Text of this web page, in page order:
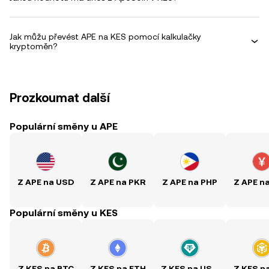
Jak můžu převést APE na KES pomocí kalkulačky
kryptoměn?
Prozkoumat další
Populární směny u APE
Z APE na USD Z APE na PKR Z APE na PHP Z APE
Populární směny u KES